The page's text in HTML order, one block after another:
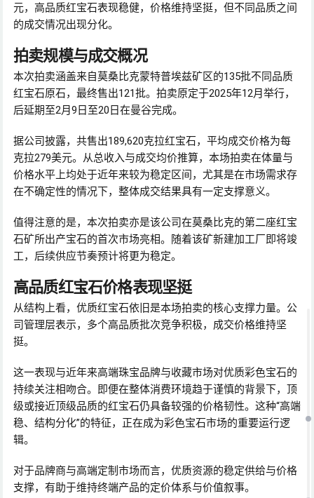
元，高品质红宝石表现稳健，价格维持坚挺，但不同品质之间
的成交情况出现分化。
拍卖规模与成交概况
本次拍卖涵盖来自莫桑比克蒙特普埃兹矿区的135批不同品质
红宝石原石，最终售出121批。拍卖原定于2025年12月举行，
后延期至2月9日至20日在曼谷完成。
据公司披露，共售出189,620克拉红宝石，平均成交价格为每
克拉279美元。从总收入与成交均价推算，本场拍卖在体量与
价格水平上均处于近年来较为稳定区间，尤其是在市场需求存
在不确定性的情况下，整体成交结果具有一定支撑意义。
值得注意的是，本次拍卖亦是该公司在莫桑比克的第二座红宝
石矿所出产宝石的首次市场亮相。随着该矿新建加工厂即将竣
工，后续供应节奏预计将更为稳定。
高品质红宝石价格表现坚挺
从结构上看，优质红宝石依旧是本场拍卖的核心支撑力量。公
司管理层表示，多个高品质批次竞争积极，成交价格维持坚
挺。
这一表现与近年来高端珠宝品牌与收藏市场对优质彩色宝石的
持续关注相吻合。即便在整体消费环境趋于谨慎的背景下，顶
级或接近顶级品质的红宝石仍具备较强的价格韧性。这种“高端
稳、结构分化”的特征，正在成为彩色宝石市场的重要运行逻
辑。
对于品牌商与高端定制市场而言，优质资源的稳定供给与价格
支撑，有助于维持终端产品的定价体系与价值叙事。